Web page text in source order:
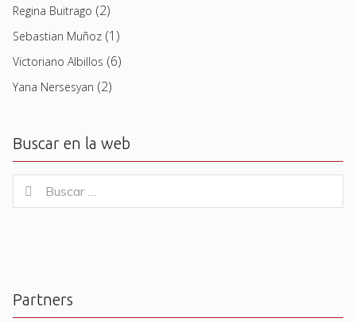
Regina Buitrago (2)
Sebastian Muñoz (1)
Victoriano Albillos (6)
Yana Nersesyan (2)
Buscar en la web
for:
Buscar
Partners